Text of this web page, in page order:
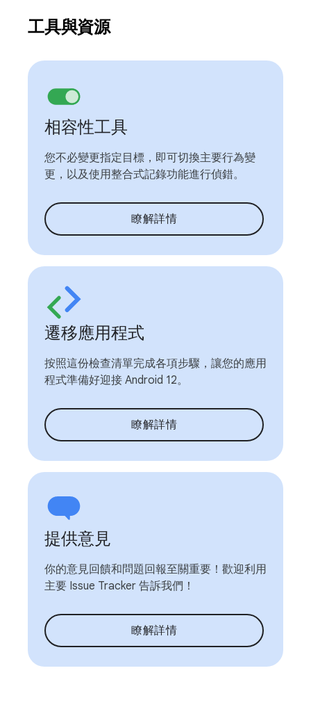
工具與資源
相容性工具
您不必變更指定目標，即可切換主要行為變
更，以及使用整合式記錄功能進行偵錯。
瞭解詳情
遷移應用程式
按照這份檢查清單完成各項步驟，讓您的應用
程式準備好迎接 Android 12。
瞭解詳情
提供意見
你的意見回饋和問題回報至關重要！歡迎利用
主要 Issue Tracker 告訴我們！
瞭解詳情